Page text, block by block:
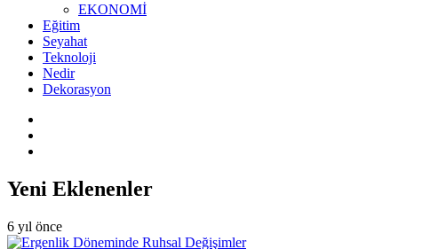
EKONOMİ
Eğitim
Seyahat
Teknoloji
Nedir
Dekorasyon
Yeni Eklenenler
6 yıl önce